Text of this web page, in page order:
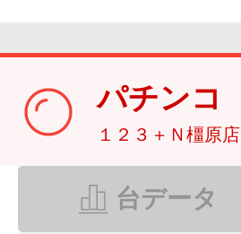
パチンコ
１２３＋Ｎ橿原店
台データ